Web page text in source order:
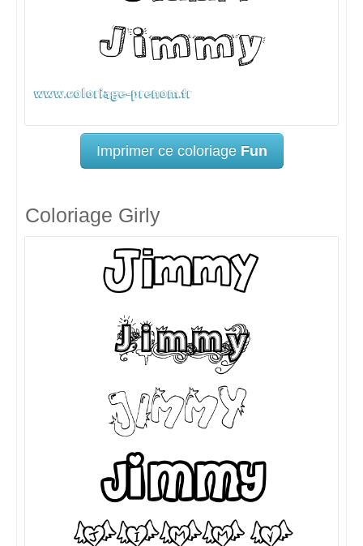
Imprimer ce coloriage Fun
Coloriage Girly